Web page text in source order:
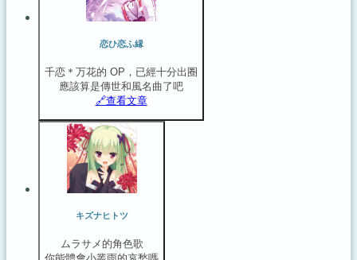
恋ひ恋ふ縁
千恋＊万花的 OP，已經十分出圈
應該算是傳世和風名曲了吧
🔗️查看文章
キズナヒトツ
ムラサメ的角色歌